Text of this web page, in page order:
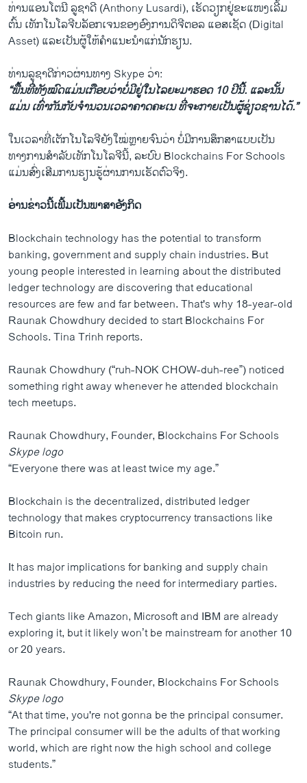
ທ່ານແອນໂຕນີ ລູຊາດີ (Anthony Lusardi), ເຮັດວຽກຢູ່ຂະແໜງເລີ້ມ
ຕົ້ນ ເທັກໂນໂລຈີບລັອກເຈນຂອງອົງການດິຈີຕອລ ແອສເຊັດ (Digital
Asset) ແລະເປັນຜູ້ໃຫ້ຄໍາແນະນຳແກ່ນັກຮຽນ.
ທ່ານລູຊາດີກ່າວຜ່ານທາງ Skype ວ່າ:
“ພື້ນທີ່ທັງໝົດແມ່ນເກືອບວ່າບໍ່ມີຢູ່ໃນໄລຍະມາຮອດ 10 ປີນີ້. ແລະນັ້ນ
ແມ່ນ ເທົ່າກັນກັບຈຳນວນເວລາຄາດຄະເນ ທີ່ຈະກາຍເປັນຜູ້ຊ່ຽວຊານໄດ້.”
ໃນເວລາທີ່ເຕັກໂນໂລຈີຍັງໃໝ່ຫຼາຍຈົນວ່າ ບໍ່ມີການສຶກສາແບບເປັນ
ທາງການສຳລັບເທັກໂນໂລຈີນີ້, ລະບົບ Blockchains For Schools
ແມ່ນສົ່ງເສີມການຮຽນຮູ້ຜ່ານການເຮັດຕົວຈິງ.
ອ່ານຂ່າວນີ້ເພີ້ມເປັນພາສາອັງກິດ
Blockchain technology has the potential to transform
banking, government and supply chain industries. But
young people interested in learning about the distributed
ledger technology are discovering that educational
resources are few and far between. That's why 18-year-old
Raunak Chowdhury decided to start Blockchains For
Schools. Tina Trinh reports.
Raunak Chowdhury (“ruh-NOK CHOW-duh-ree”) noticed
something right away whenever he attended blockchain
tech meetups.
Raunak Chowdhury, Founder, Blockchains For Schools
Skype logo
“Everyone there was at least twice my age.”
Blockchain is the decentralized, distributed ledger
technology that makes cryptocurrency transactions like
Bitcoin run.
It has major implications for banking and supply chain
industries by reducing the need for intermediary parties.
Tech giants like Amazon, Microsoft and IBM are already
exploring it, but it likely won’t be mainstream for another 10
or 20 years.
Raunak Chowdhury, Founder, Blockchains For Schools
Skype logo
“At that time, you're not gonna be the principal consumer.
The principal consumer will be the adults of that working
world, which are right now the high school and college
students.”